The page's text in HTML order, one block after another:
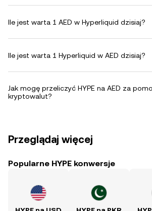
Ile jest warta 1 AED w Hyperliquid dzisiaj?
Ile jest warta 1 Hyperliquid w AED dzisiaj?
Jak mogę przeliczyć HYPE na AED za
kryptowalut?
Przeglądaj więcej
Popularne HYPE konwersje